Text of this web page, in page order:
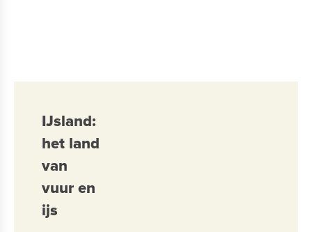
IJsland:
het land
van
vuur en
ijs